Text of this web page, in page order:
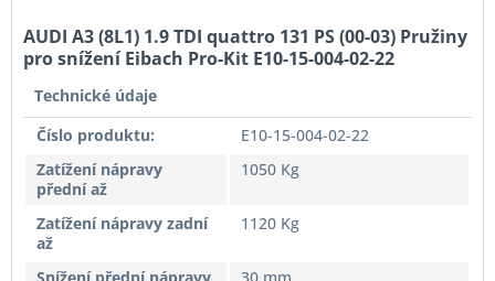
AUDI A3 (8L1) 1.9 TDI quattro 131 PS (00-03) Pružiny
pro snížení Eibach Pro-Kit E10-15-004-02-22
Technické údaje
Číslo produktu:
E10-15-004-02-22
Zatížení nápravy
přední až
1050 Kg
Zatížení nápravy zadní
až
1120 Kg